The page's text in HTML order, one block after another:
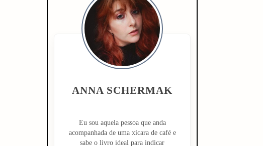
ANNA SCHERMAK
Eu sou aquela pessoa que anda
acompanhada de uma xícara de café e
sabe o livro ideal para indicar